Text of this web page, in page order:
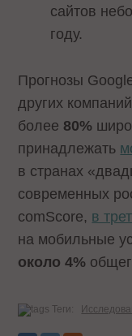
сайтов
году.
Прогнозы
других
более 80%
принадлежать
в странах
современных
comScore, в
на мобильные
около 4%
Теги: